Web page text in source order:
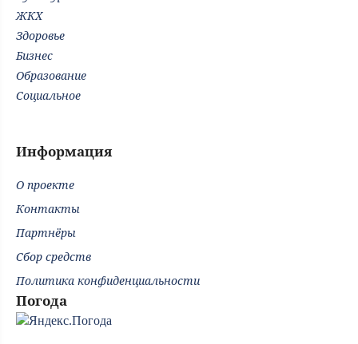
ЖКХ
Здоровье
Бизнес
Образование
Социальное
Информация
О проекте
Контакты
Партнёры
Сбор средств
Политика конфиденциальности
Погода